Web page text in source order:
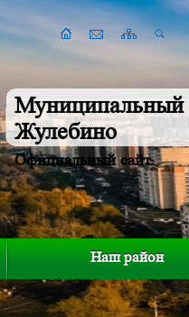
Муниципальный
Жулебино
Официальный сайт
Наш район